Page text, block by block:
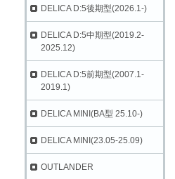
DELICA D:5後期型(2026.1-)
DELICA D:5中期型(2019.2-
2025.12)
DELICA D:5前期型(2007.1-
2019.1)
DELICA MINI(BA型 25.10-)
DELICA MINI(23.05-25.09)
OUTLANDER